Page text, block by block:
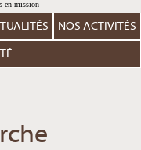
NOS ACTIVITÉS